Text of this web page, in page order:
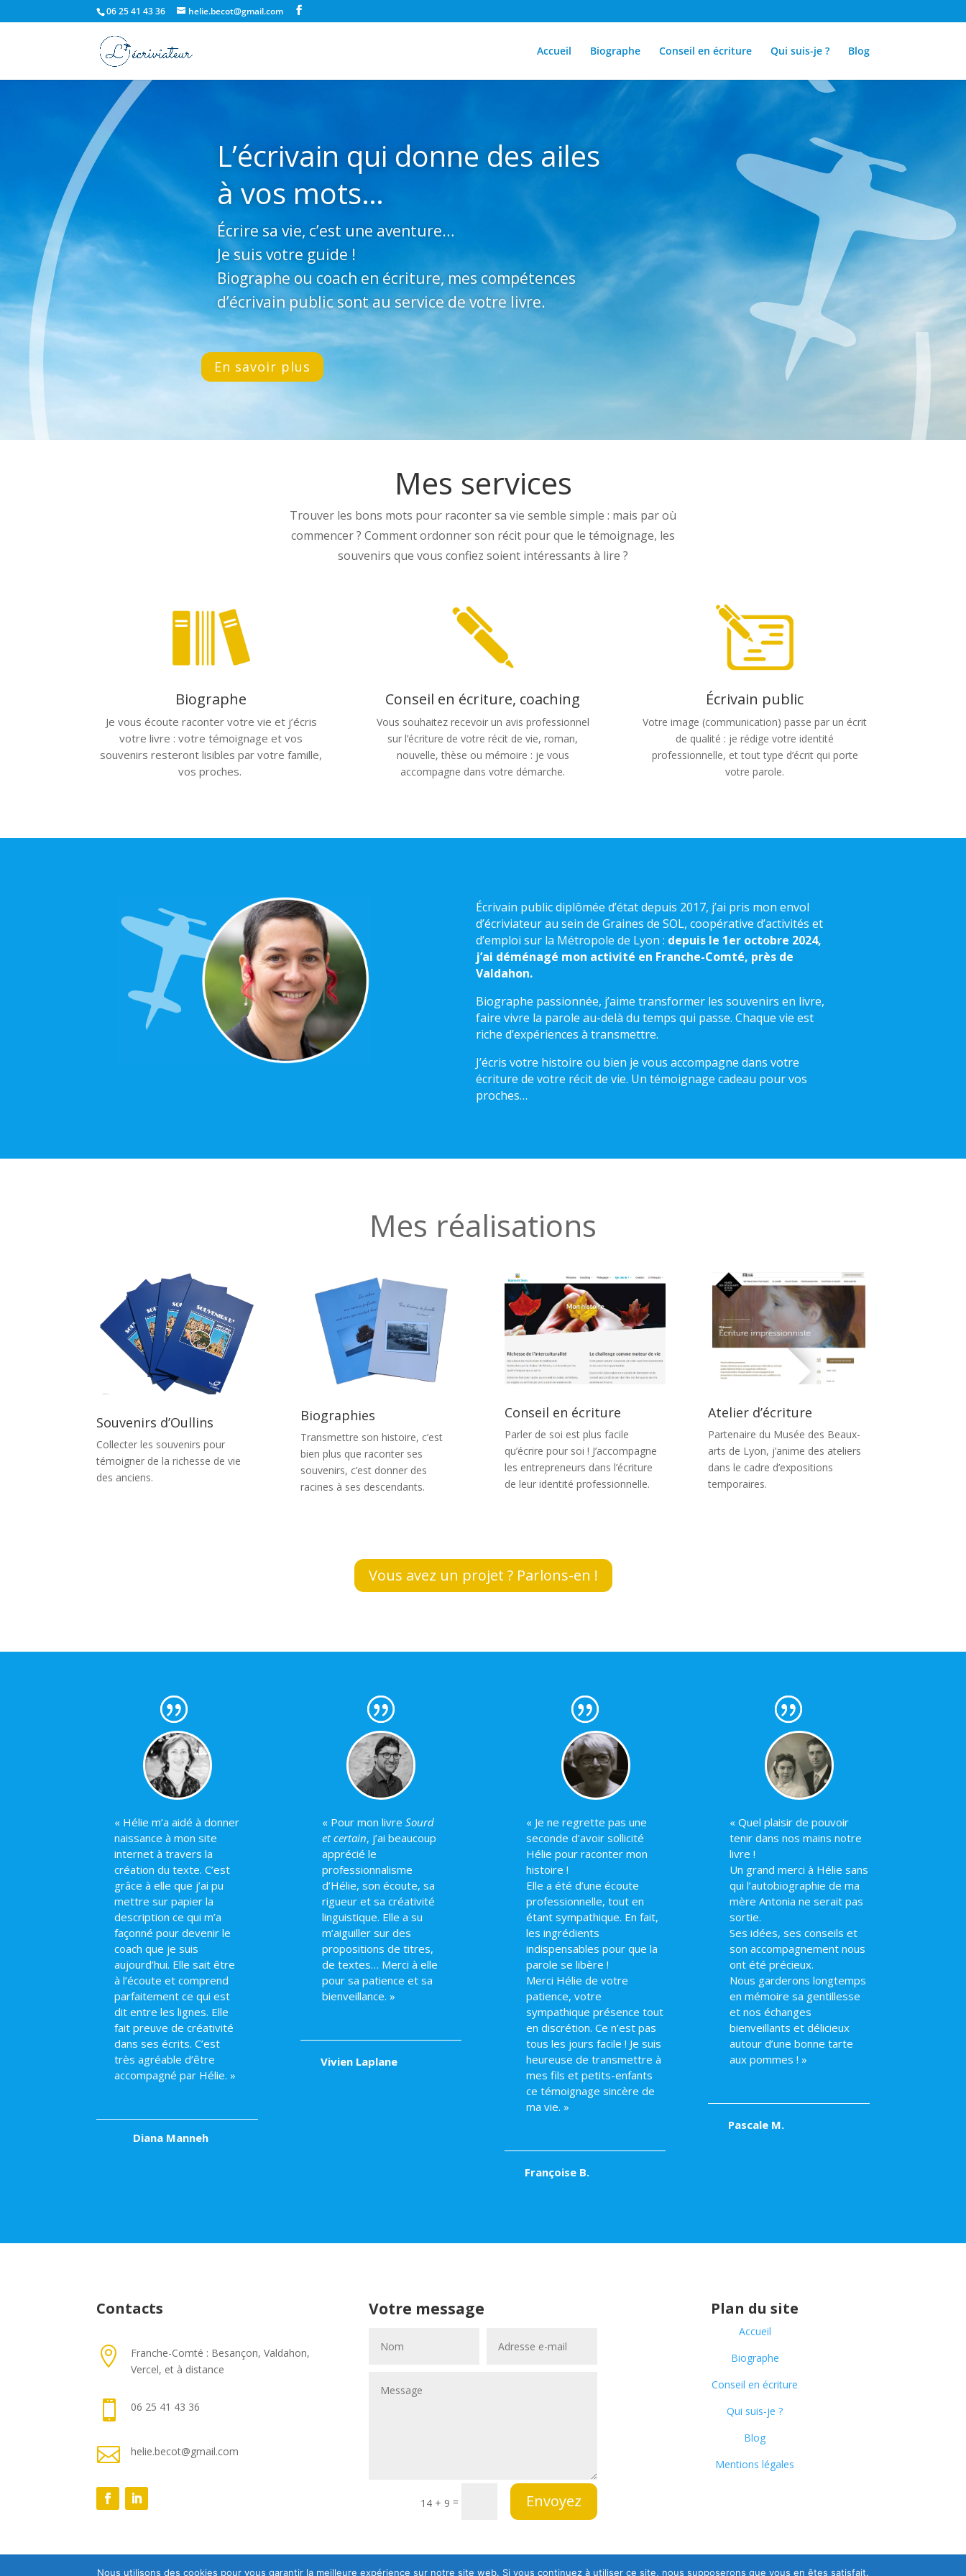
06 25 41 43 36 helie.becot@gmail.com
Accueil Biographe Conseil en écriture Qui suis-je ? Blog
L’écrivain qui donne des ailes
à vos mots…
Écrire sa vie, c’est une aventure…
Je suis votre guide !
Biographe ou coach en écriture, mes compétences
d’écrivain public sont au service de votre livre.
En savoir plus
Mes services
Trouver les bons mots pour raconter sa vie semble simple : mais par où
commencer ? Comment ordonner son récit pour que le témoignage, les
souvenirs que vous confiez soient intéressants à lire ?
Biographe
Je vous écoute raconter votre vie et j’écris
votre livre : votre témoignage et vos
souvenirs resteront lisibles par votre famille,
vos proches.
Conseil en écriture, coaching
Vous souhaitez recevoir un avis professionnel
sur l’écriture de votre récit de vie, roman,
nouvelle, thèse ou mémoire : je vous
accompagne dans votre démarche.
Écrivain public
Votre image (communication) passe par un écrit
de qualité : je rédige votre identité
professionnelle, et tout type d’écrit qui porte
votre parole.
Écrivain public diplômée d’état depuis 2017, j’ai pris mon envol
d’écriviateur au sein de Graines de SOL, coopérative d’activités et
d’emploi sur la Métropole de Lyon : depuis le 1er octobre 2024,
j’ai déménagé mon activité en Franche-Comté, près de
Valdahon.
Biographe passionnée, j’aime transformer les souvenirs en livre,
faire vivre la parole au-delà du temps qui passe. Chaque vie est
riche d’expériences à transmettre.
J’écris votre histoire ou bien je vous accompagne dans votre
écriture de votre récit de vie. Un témoignage cadeau pour vos
proches…
Mes réalisations
Souvenirs d’Oullins
Collecter les souvenirs pour
témoigner de la richesse de vie
des anciens.
Biographies
Transmettre son histoire, c’est
bien plus que raconter ses
souvenirs, c’est donner des
racines à ses descendants.
Conseil en écriture
Parler de soi est plus facile
qu’écrire pour soi ! J’accompagne
les entrepreneurs dans l’écriture
de leur identité professionnelle.
Atelier d’écriture
Partenaire du Musée des Beaux-
arts de Lyon, j’anime des ateliers
dans le cadre d’expositions
temporaires.
Vous avez un projet ? Parlons-en !
« Hélie m’a aidé à donner
naissance à mon site
internet à travers la
création du texte. C’est
grâce à elle que j’ai pu
mettre sur papier la
description ce qui m’a
façonné pour devenir le
coach que je suis
aujourd’hui. Elle sait être
à l’écoute et comprend
parfaitement ce qui est
dit entre les lignes. Elle
fait preuve de créativité
dans ses écrits. C’est
très agréable d’être
accompagné par Hélie. »
Diana Manneh
« Pour mon livre Sourd
et certain, j’ai beaucoup
apprécié le
professionnalisme
d’Hélie, son écoute, sa
rigueur et sa créativité
linguistique. Elle a su
m’aiguiller sur des
propositions de titres,
de textes… Merci à elle
pour sa patience et sa
bienveillance. »
Vivien Laplane
« Je ne regrette pas une
seconde d’avoir sollicité
Hélie pour raconter mon
histoire !
Elle a été d’une écoute
professionnelle, tout en
étant sympathique. En fait,
les ingrédients
indispensables pour que la
parole se libère !
Merci Hélie de votre
patience, votre
sympathique présence tout
en discrétion. Ce n’est pas
tous les jours facile ! Je suis
heureuse de transmettre à
mes fils et petits-enfants
ce témoignage sincère de
ma vie. »
Françoise B.
« Quel plaisir de pouvoir
tenir dans nos mains notre
livre !
Un grand merci à Hélie sans
qui l’autobiographie de ma
mère Antonia ne serait pas
sortie.
Ses idées, ses conseils et
son accompagnement nous
ont été précieux.
Nous garderons longtemps
en mémoire sa gentillesse
et nos échanges
bienveillants et délicieux
autour d’une bonne tarte
aux pommes ! »
Pascale M.
Contacts

Franche-Comté : Besançon, Valdahon,
Vercel, et à distance
 06 25 41 43 36
 helie.becot@gmail.com
Votre message
14 + 9 = Envoyez
Plan du site
Accueil
Biographe
Conseil en écriture
Qui suis-je ?
Blog
Mentions légales
Nous utilisons des cookies pour vous garantir la meilleure expérience sur notre site web. Si vous continuez à utiliser ce site, nous supposerons que vous en êtes satisfait.